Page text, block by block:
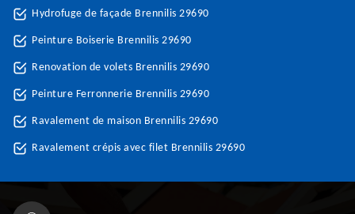
Hydrofuge de façade Brennilis 29690
Peinture Boiserie Brennilis 29690
Renovation de volets Brennilis 29690
Peinture Ferronnerie Brennilis 29690
Ravalement de maison Brennilis 29690
Ravalement crépis avec filet Brennilis 29690